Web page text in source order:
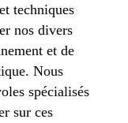
techniques
nos divers
et de
Nous
spécialisés
sur ces